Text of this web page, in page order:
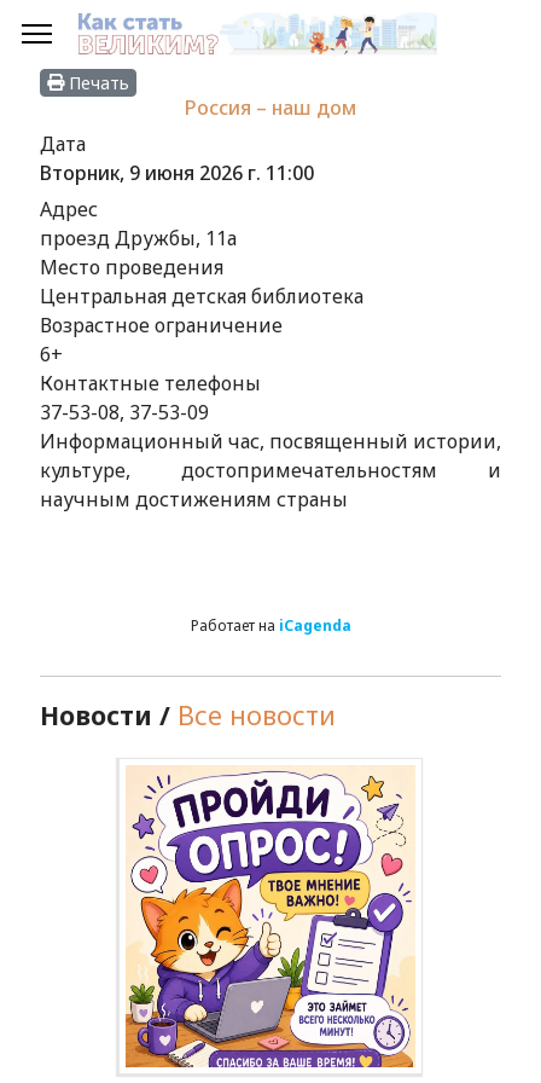
Печать
Россия – наш дом
Дата
Вторник, 9 июня 2026 г. 11:00
Адрес
проезд Дружбы, 11а
Место проведения
Центральная детская библиотека
Возрастное ограничение
6+
Контактные телефоны
37-53-08, 37-53-09
Информационный час, посвященный истории,
культуре, достопримечательностям и
научным достижениям страны
Работает на iCagenda
Новости / Все новости